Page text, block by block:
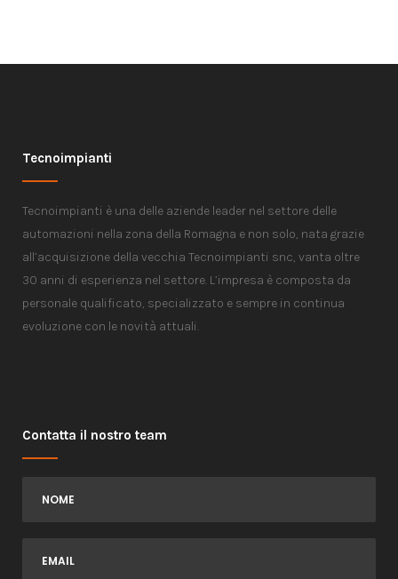
Tecnoimpianti
Tecnoimpianti è una delle aziende leader nel settore delle
automazioni nella zona della Romagna e non solo, nata grazie
all’acquisizione della vecchia Tecnoimpianti snc, vanta oltre
30 anni di esperienza nel settore. L’impresa è composta da
personale qualificato, specializzato e sempre in continua
evoluzione con le novità attuali.
Contatta il nostro team